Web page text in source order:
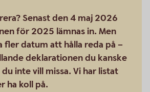
Senast den 4 maj 2026
för 2025 lämnas in. Men
fler datum att hålla reda på –
deklarationen du kanske
inte vill missa. Vi har listat
ha koll på.